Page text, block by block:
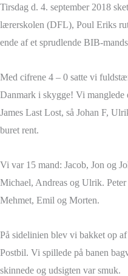
Tirsdag d. 4. september 2018
lærerskolen (DFL), Poul Eriks
ende af et sprudlende BIB-
Med cifrene 4 – 0 satte vi
Danmark i skygge! Vi manglede
James Last Lost, så Johan F,
buret rent.
Vi var 15 mand: Jacob, Jon og
Michael, Andreas og Ulrik.
Mehmet, Emil og Morten.
På sidelinien blev vi bakket op
Postbil. Vi spillede på banen
skinnede og udsigten var smuk.